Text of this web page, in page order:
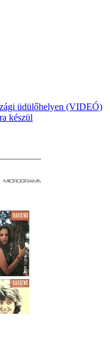
üdülőhelyen (VIDEÓ)
készül